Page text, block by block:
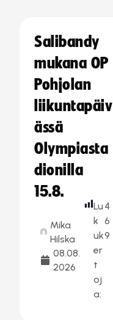
Salibandy
mukana OP
Pohjolan
liikuntapäiv
ässä
Olympiasta
dionilla
15.8.
Mika
Hilska
08.08.
2026
Lu
k
uk
er
t
oj
a:
4
6
9